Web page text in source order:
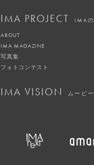
IMA PROJECT IMA
ABOUT
IMA MAGAZINE
写真集
フォトコンテスト
IMA VISION ムービー